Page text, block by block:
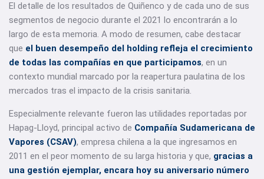
El detalle de los resultados de Quiñenco y de cada uno de sus
segmentos de negocio durante el 2021 lo encontrarán a lo
largo de esta memoria. A modo de resumen, cabe destacar
que el buen desempeño del holding refleja el crecimiento
de todas las compañías en que participamos, en un
contexto mundial marcado por la reapertura paulatina de los
mercados tras el impacto de la crisis sanitaria.
Especialmente relevante fueron las utilidades reportadas por
Hapag-Lloyd, principal activo de Compañía Sudamericana de
Vapores (CSAV), empresa chilena a la que ingresamos en
2011 en el peor momento de su larga historia y que, gracias a
una gestión ejemplar, encara hoy su aniversario número